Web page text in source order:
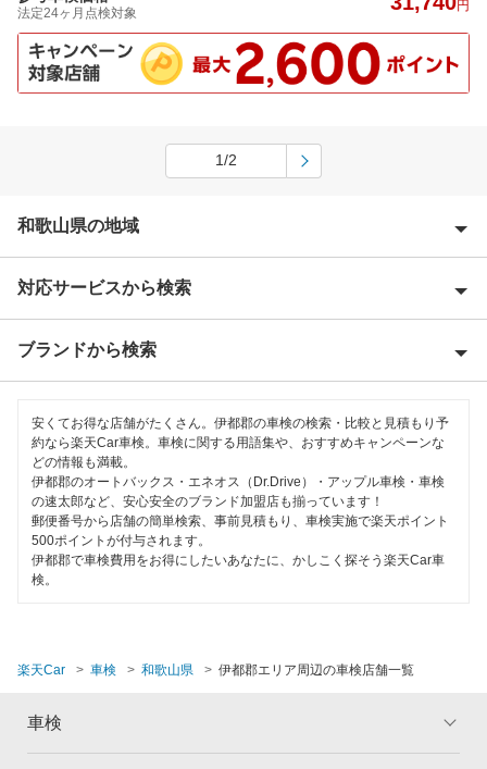
法定24ヶ月点検対象
円
1/2
和歌山県の地域
有田郡
岩出市
海草郡
海南市
紀の川市
御坊市
橋本市
対応サービスから検索
Award 受賞店
特典あり
初めて来店割りあり
新車初回割りあり
早割りあり
土日祝OK
引取り・納車あり
ブランドから検索
「車検の速太郎」
チャレンジ車検
車検のコバック
マッハ車検
出光興産「らくらく安心車検」
安くてお得な店舗がたくさん。伊都郡の車検の検索・比較と見積もり予
約なら楽天Car車検。車検に関する用語集や、おすすめキャンペーンな
どの情報も満載。
伊都郡のオートバックス・エネオス（Dr.Drive）・アップル車検・車検
の速太郎など、安心安全のブランド加盟店も揃っています！
郵便番号から店舗の簡単検索、事前見積もり、車検実施で楽天ポイント
500ポイントが付与されます。
伊都郡で車検費用をお得にしたいあなたに、かしこく探そう楽天Car車
検。
楽天Car 車検 和歌山県 伊都郡エリア周辺の車検店舗一覧
車検